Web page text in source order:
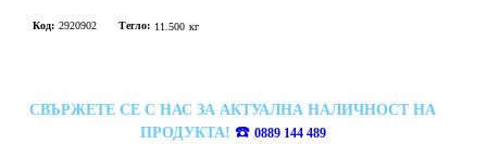
Код: 2920902 Тегло: 11.500 кг
СВЪРЖЕТЕ СЕ С НАС ЗА АКТУАЛНА НАЛИЧНОСТ НА
ПРОДУКТА! ☎️ 0889 144 489